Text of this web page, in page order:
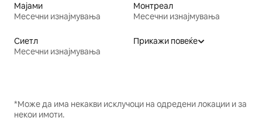
Мајами
Месечни изнајмувања
Монтреал
Месечни изнајмувања
Сиетл
Месечни изнајмувања
Прикажи повеќе
*Може да има некакви исклучоци на одредени локации и за
некои имоти.